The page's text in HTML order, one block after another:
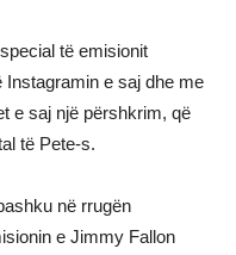
të emisionit
Instagramin e saj dhe me
e saj një përshkrim, që
të Pete-s.
në rrugën
e Jimmy Fallon